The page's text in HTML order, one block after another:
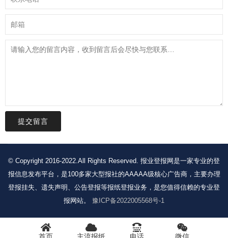
提交留言
© Copyright 2016-2022.All Rights Reserved. 报业登报网是一家专业的登
报信息发布平台，是100多家大型报社的AAAAA级核心广告商，主要办理
登报挂失、遗失声明、公告登报等报纸登报业务，是您值得信赖的专业登
报网站。 豫ICP备2022005568号-1